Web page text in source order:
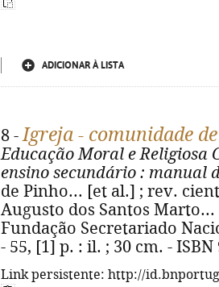
ADICIONAR À LISTA
8 -Igreja - comunidade
Educação Moral e Religiosa
ensino secundário : manual
de Pinho... [et al.] ; rev.
Augusto dos Santos Marto...
Fundação Secretariado
- 55, [1] p. : il. ; 30 cm. - ISBN
Link persistente: http://